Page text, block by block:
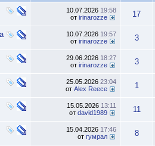
10.07.2026 19:58
от irinarozze 17
10.07.2026 19:57
от irinarozze 3
29.06.2026 18:27
от irinarozze 3
25.05.2026 23:04
от Alex Reece 1
15.05.2026 13:11
от david1989 11
15.04.2026 17:46
от гумрал 8